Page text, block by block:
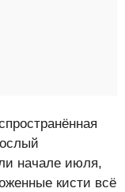
начале июля,
кисти всё